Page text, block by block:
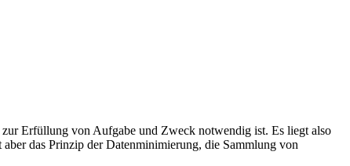
Erfüllung von Aufgabe und Zweck notwendig ist. Es liegt also
das Prinzip der Datenminimierung, die Sammlung von